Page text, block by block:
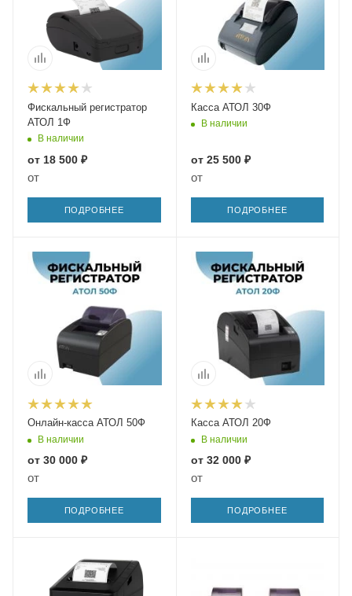
Фискальный регистратор
АТОЛ 1Ф
В наличии
от 18 500 ₽
от
ПОДРОБНЕЕ
Касса АТОЛ 30Ф
В наличии
от 25 500 ₽
от
ПОДРОБНЕЕ
Онлайн-касса АТОЛ 50Ф
В наличии
от 30 000 ₽
от
ПОДРОБНЕЕ
Касса АТОЛ 20Ф
В наличии
от 32 000 ₽
от
ПОДРОБНЕЕ